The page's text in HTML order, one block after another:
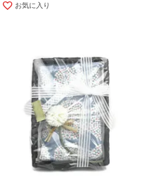
お気に入り